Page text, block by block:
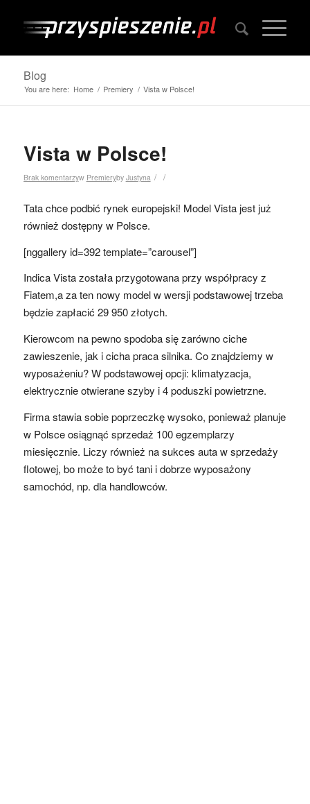
Blog
You are here: Home / Premiery / Vista w Polsce!
Vista w Polsce!
Brak komentarzy /
w Premiery /
by Justyna
Tata chce podbić rynek europejski! Model Vista jest już
również dostępny w Polsce.
[nggallery id=392 template=”carousel”]
Indica Vista została przygotowana przy współpracy z
Fiatem,a za ten nowy model w wersji podstawowej trzeba
będzie zapłacić 29 950 złotych.
Kierowcom na pewno spodoba się zarówno ciche
zawieszenie, jak i cicha praca silnika. Co znajdziemy w
wyposażeniu? W podstawowej opcji: klimatyzacja,
elektrycznie otwierane szyby i 4 poduszki powietrzne.
Firma stawia sobie poprzeczkę wysoko, ponieważ planuje
w Polsce osiągnąć sprzedaż 100 egzemplarzy
miesięcznie. Liczy również na sukces auta w sprzedaży
flotowej, bo może to być tani i dobrze wyposażony
samochód, np. dla handlowców.